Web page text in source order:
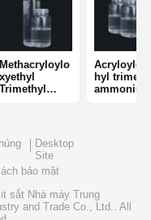
Methacryloylo
xyethyl
Trimethyl
hyl
ammonium
Desktop
Site
bảo mật
sắtNhà máy Trung
and Trade Co., Ltd.. All